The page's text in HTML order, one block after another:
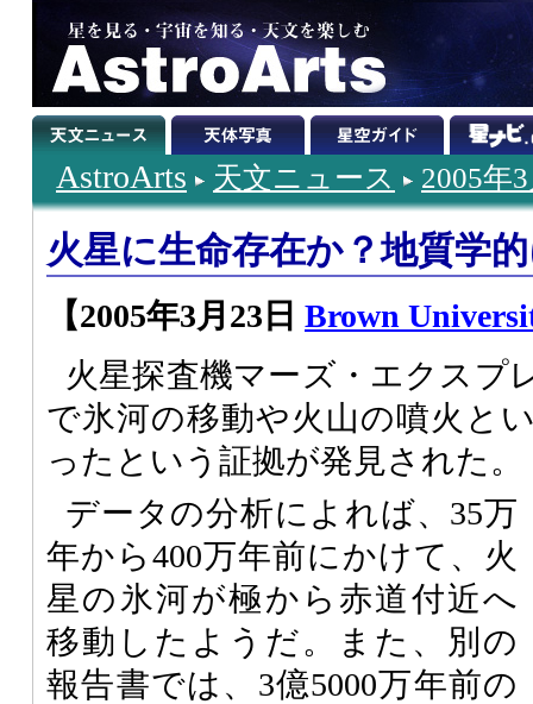
AstroArts 天文ニュース 2005年
火星に生命存在か？地質学
【2005年3月23日 Brown
火星探査機マーズ・エクスプ
で氷河の移動や火山の噴火と
ったという証拠が発見された。
データの分析によれば、35万
年から400万年前にかけて、火
星の氷河が極から赤道付近へ
移動したようだ。また、別の
報告書では、3億5000万年前の